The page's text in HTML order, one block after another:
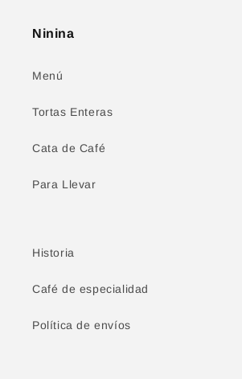
Ninina
Menú
Tortas Enteras
Cata de Café
Para Llevar
Historia
Café de especialidad
Política de envíos